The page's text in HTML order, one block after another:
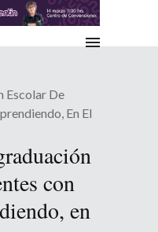
Escolar De
En El
con
en